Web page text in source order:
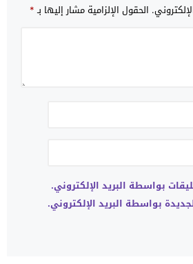
الحقول الإلزامية مشار إليها بـ*
بواسطة البريد الإلكتروني.
بواسطة البريد الإلكتروني.